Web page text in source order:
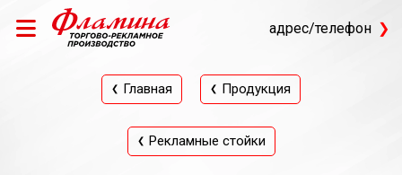
адрес/телефон
Главная Продукция
Рекламные стойки